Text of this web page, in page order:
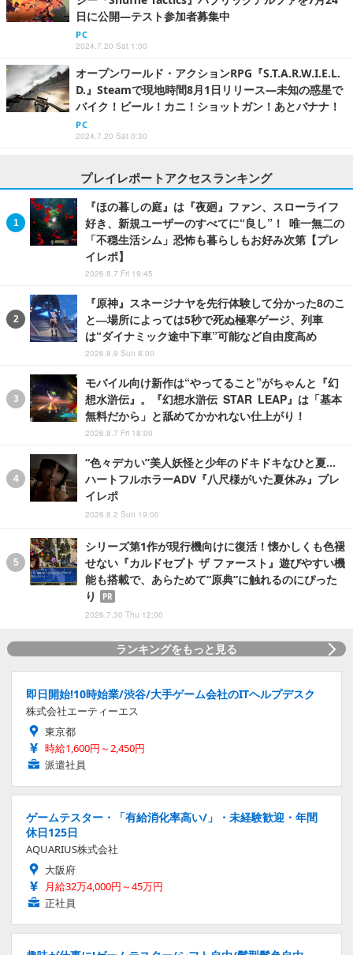
日に公開―テスト参加者募集中
PC
2024.7.20 Sat 1:00
オープンワールド・アクションRPG『S.T.A.R.W.I.E.L.
D.』Steamで現地時間8月1日リリース―未知の惑星で
バイク！ビール！カニ！ショットガン！あとバナナ！
PC
2024.7.20 Sat 0:30
プレイレポートアクセスランキング
『ほの暮しの庭』は『夜廻』ファン、スローライフ
好き、新規ユーザーのすべてに“良し”！ 唯一無二の
「不穏生活シム」恐怖も暮らしもお好み次第【プレ
イレポ】
2026.8.7 Fri 19:45
『原神』スネージナヤを先行体験して分かった8のこ
と―場所によっては5秒で死ぬ極寒ゲージ、列車
は“ダイナミック途中下車”可能など自由度高め
2026.8.9 Sun 8:00
モバイル向け新作は“やってること”がちゃんと『幻
想水滸伝』。『幻想水滸伝 STAR LEAP』は「基本
無料だから」と舐めてかかれない仕上がり！
2026.8.7 Fri 18:00
“色々デカい”美人妖怪と少年のドキドキなひと夏…
ハートフルホラーADV『八尺様がいた夏休み』プレ
イレポ
2026.8.2 Sun 19:00
シリーズ第1作が現行機向けに復活！懐かしくも色褪
せない『カルドセプト ザ ファースト』遊びやすい機
能も搭載で、あらためて“原典”に触れるのにぴった
り
PR
2026.7.30 Thu 12:00
ランキングをもっと見る
即日開始!10時始業/渋谷/大手ゲーム会社のITヘルプデスク
株式会社エーティーエス
東京都
時給1,600円～2,450円
派遣社員
ゲームテスター・「有給消化率高い/」・未経験歓迎・年間
休日125日
AQUARIUS株式会社
大阪府
月給32万4,000円～45万円
正社員